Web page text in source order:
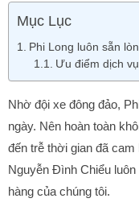
Mục Lục
Phi Long luôn sẵn
Ưu điểm dịch
Nhờ đội xe đông đảo,
ngày. Nên hoàn toàn
đến trễ thời gian đã cam
Nguyễn Đình Chiểu
hàng của chúng tôi.